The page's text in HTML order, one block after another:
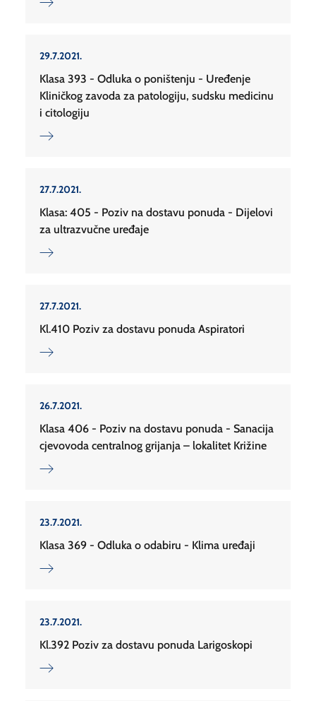
29.7.2021.
Klasa 393 - Odluka o poništenju - Uređenje
Kliničkog zavoda za patologiju, sudsku medicinu
i citologiju
27.7.2021.
Klasa: 405 - Poziv na dostavu ponuda - Dijelovi
za ultrazvučne uređaje
27.7.2021.
Kl.410 Poziv za dostavu ponuda Aspiratori
26.7.2021.
Klasa 406 - Poziv na dostavu ponuda - Sanacija
cjevovoda centralnog grijanja – lokalitet Križine
23.7.2021.
Klasa 369 - Odluka o odabiru - Klima uređaji
23.7.2021.
Kl.392 Poziv za dostavu ponuda Larigoskopi